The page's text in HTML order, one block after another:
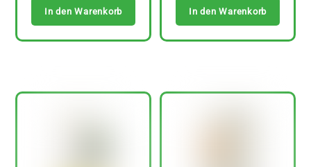
In den Warenkorb In den Warenkorb